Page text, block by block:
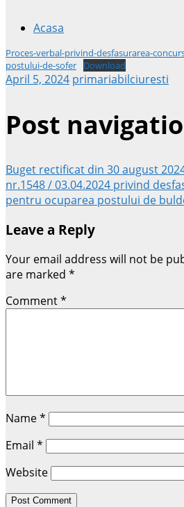
Acasa
Proces-verbal-privind-desfasurarea-
postului-de-sofer
Download
April 5, 2024 primariabilciuresti
Post
Buget rectificat din 30 august
nr.1548 / 03.04.2024 privind
pentru ocuparea postului de
Leave a Reply
Your email address will not be
are marked *
Comment*
Name*
Email *
Website